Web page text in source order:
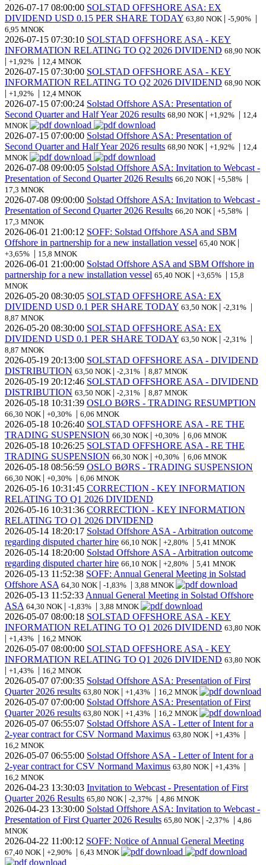
2026-07-17 08:00:00 SOLSTAD OFFSHORE ASA: EX
DIVIDEND USD 0.15 PER SHARE TODAY 63,80 NOK | -5,90% |
6,95 MNOK
2026-07-15 07:30:10 SOLSTAD OFFSHORE ASA - KEY
INFORMATION RELATING TO Q2 2026 DIVIDEND 68,90 NOK
| +1,92% | 12,4 MNOK
2026-07-15 07:30:00 SOLSTAD OFFSHORE ASA - KEY
INFORMATION RELATING TO Q2 2026 DIVIDEND 68,90 NOK
| +1,92% | 12,4 MNOK
2026-07-15 07:00:24 Solstad Offshore ASA: Presentation of
Second Quarter and Half Year 2026 results 68,90 NOK | +1,92% | 12,4
MNOK
2026-07-15 07:00:00 Solstad Offshore ASA: Presentation of
Second Quarter and Half Year 2026 results 68,90 NOK | +1,92% | 12,4
MNOK
2026-07-08 09:00:05 Solstad Offshore ASA: Invitation to Webcast -
Presentation of Second Quarter 2026 Results 66,20 NOK | +5,58% |
17,3 MNOK
2026-07-08 09:00:00 Solstad Offshore ASA: Invitation to Webcast -
Presentation of Second Quarter 2026 Results 66,20 NOK | +5,58% |
17,3 MNOK
2026-06-01 21:00:12 SOFF: Solstad Offshore ASA and SBM
Offshore in partnership for a new installation vessel 65,40 NOK |
+3,65% | 15,8 MNOK
2026-06-01 21:00:00 Solstad Offshore ASA and SBM Offshore in
partnership for a new installation vessel 65,40 NOK | +3,65% | 15,8
MNOK
2026-05-20 08:30:05 SOLSTAD OFFSHORE ASA: EX
DIVIDEND USD 0.1 PER SHARE TODAY 63,50 NOK | -2,31% |
8,87 MNOK
2026-05-20 08:30:00 SOLSTAD OFFSHORE ASA: EX
DIVIDEND USD 0.1 PER SHARE TODAY 63,50 NOK | -2,31% |
8,87 MNOK
2026-05-19 20:13:00 SOLSTAD OFFSHORE ASA - DIVIDEND
DISTRIBUTION 63,50 NOK | -2,31% | 8,87 MNOK
2026-05-19 20:12:46 SOLSTAD OFFSHORE ASA - DIVIDEND
DISTRIBUTION 63,50 NOK | -2,31% | 8,87 MNOK
2026-05-18 10:31:39 OSLO BØRS - TRADING RESUMPTION
66,30 NOK | +0,30% | 6,06 MNOK
2026-05-18 10:26:40 SOLSTAD OFFSHORE ASA - RE THE
TRADING SUSPENSION 66,30 NOK | +0,30% | 6,06 MNOK
2026-05-18 10:26:25 SOLSTAD OFFSHORE ASA - RE THE
TRADING SUSPENSION 66,30 NOK | +0,30% | 6,06 MNOK
2026-05-18 08:56:59 OSLO BØRS - TRADING SUSPENSION
66,30 NOK | +0,30% | 6,06 MNOK
2026-05-16 10:31:45 CORRECTION - KEY INFORMATION
RELATING TO Q1 2026 DIVIDEND
2026-05-16 10:31:36 CORRECTION - KEY INFORMATION
RELATING TO Q1 2026 DIVIDEND
2026-05-14 18:20:17 Solstad Offshore ASA - Arbitration outcome
regarding disputed charter hire 66,10 NOK | +2,80% | 5,41 MNOK
2026-05-14 18:20:00 Solstad Offshore ASA - Arbitration outcome
regarding disputed charter hire 66,10 NOK | +2,80% | 5,41 MNOK
2026-05-13 11:52:38 SOFF: Annual General Meeting in Solstad
Offshore ASA 64,30 NOK | -1,83% | 3,88 MNOK
2026-05-13 11:52:33 Annual General Meeting in Solstad Offshore
ASA 64,30 NOK | -1,83% | 3,88 MNOK
2026-05-07 08:00:18 SOLSTAD OFFSHORE ASA - KEY
INFORMATION RELATING TO Q1 2026 DIVIDEND 63,80 NOK
| +1,43% | 16,2 MNOK
2026-05-07 08:00:00 SOLSTAD OFFSHORE ASA - KEY
INFORMATION RELATING TO Q1 2026 DIVIDEND 63,80 NOK
| +1,43% | 16,2 MNOK
2026-05-07 07:00:35 Solstad Offshore ASA: Presentation of First
Quarter 2026 results 63,80 NOK | +1,43% | 16,2 MNOK
2026-05-07 07:00:00 Solstad Offshore ASA: Presentation of First
Quarter 2026 results 63,80 NOK | +1,43% | 16,2 MNOK
2026-05-07 06:55:07 Solstad Offshore ASA - Letter of Intent for a
2-year contract for CSV Normand Maximus 63,80 NOK | +1,43% |
16,2 MNOK
2026-05-07 06:55:00 Solstad Offshore ASA - Letter of Intent for a
2-year contract for CSV Normand Maximus 63,80 NOK | +1,43% |
16,2 MNOK
2026-04-23 13:30:03 Invitation to Webcast - Presentation of First
Quarter 2026 Results 65,80 NOK | -2,37% | 4,86 MNOK
2026-04-23 13:30:00 Solstad Offshore ASA: Invitation to Webcast -
Presentation of First Quarter 2026 Results 65,80 NOK | -2,37% | 4,86
MNOK
2026-04-22 11:00:12 SOFF: Notice of Annual General Meeting
67,40 NOK | +2,90% | 6,43 MNOK